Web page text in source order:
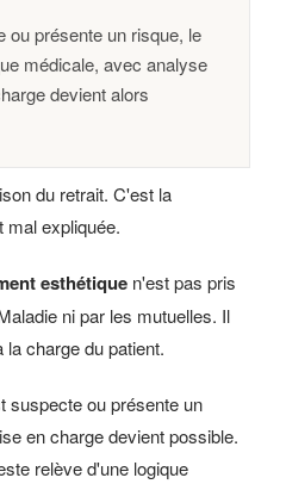
ou présente un risque, le
médicale, avec analyse
devient alors
du retrait. C'est la
mal expliquée.
esthétique n'est pas pris
ni par les mutuelles. Il
charge du patient.
suspecte ou présente un
en charge devient possible.
relève d'une logique